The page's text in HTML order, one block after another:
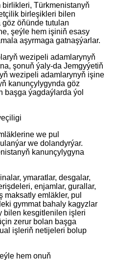
Türkmenistanyň
birleşikleri bilen
öňünde tutulan
şeýle hem işiniň esasy
aşyrmaga gatnaşýarlar.
wezipeli adamlarynyň
şonuň ýaly-da Jemgyýetiň
wezipeli adamlarynyň işine
kanunçylygynda göz
başga ýagdaýlarda ýol
we pul
we dolandyrýar.
kanunçylygyna
ymaratlar, desgalar,
enjamlar, gurallar,
maksatly emläkler, pul
gymmat bahaly kagyzlar
bilen kesgitlenilen işleri
zerur bolan başga
işleriň netijeleri bolup
hem onuň